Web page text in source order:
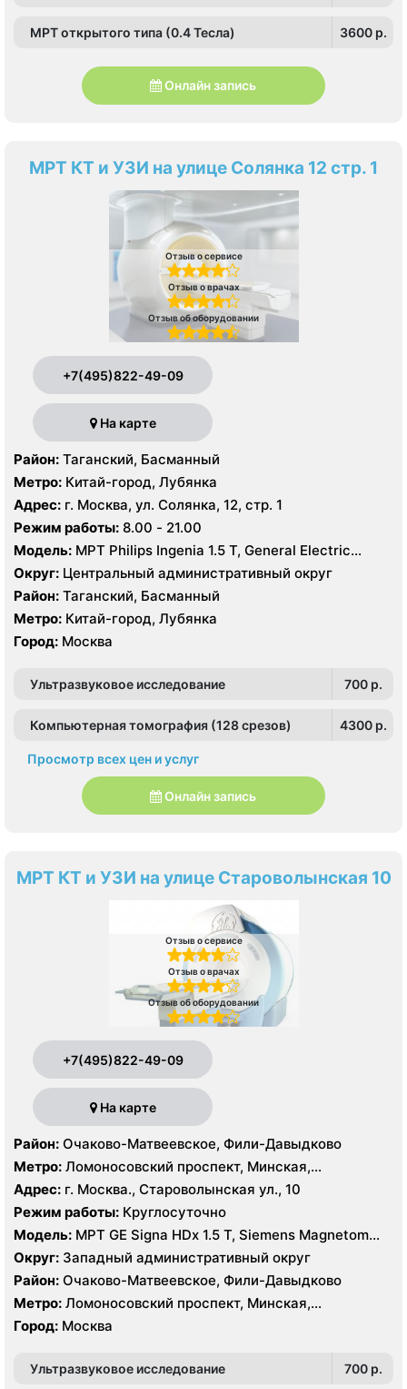
МРТ открытого типа (0.4 Тесла) 3600 p.
Онлайн запись
МРТ КТ и УЗИ на улице Солянка 12 стр. 1
Отзыв о сервисе
Отзыв о врачах
Отзыв об оборудовании
+7(495)822-49-09
На карте
Район: Таганский, Басманный
Метро: Китай-город, Лубянка
Адрес: г. Москва, ул. Солянка, 12, стр. 1
Режим работы: 8.00 - 21.00
Модель: МРТ Philips Ingenia 1.5 Т, General Electric
Healthcare 3.0 Т, КТ Philips Ingeniuty 64 среза, GE
Revolution evo 128 срезов, УЗИ Philips iE33 X-matrix
Округ: Центральный административный округ
Район: Таганский, Басманный
Метро: Китай-город, Лубянка
Город: Москва
Ультразвуковое исследование 700 p.
Компьютерная томография (128 срезов) 4300 p.
Просмотр всех цен и услуг
Онлайн запись
МРТ КТ и УЗИ на улице Староволынская 10
Отзыв о сервисе
Отзыв о врачах
Отзыв об оборудовании
+7(495)822-49-09
На карте
Район: Очаково-Матвеевское, Фили-Давыдково
Метро: Ломоносовский проспект, Минская,
Славянский бульвар
Адрес: г. Москва., Староволынская ул., 10
Режим работы: Круглосуточно
Модель: МРТ GE Signa HDx 1.5 T, Siemens Magnetom
Harmony 1.0 Т, КТ GE Healthcare Optima CT660 64
среза, GE Healthcare BrightSpeed 16 срезов, УЗИ
Hitachi Hi Vision Preirus, GE Voluson E8
Округ: Западный административный округ
Район: Очаково-Матвеевское, Фили-Давыдково
Метро: Ломоносовский проспект, Минская,
Славянский бульвар
Город: Москва
Ультразвуковое исследование 700 p.